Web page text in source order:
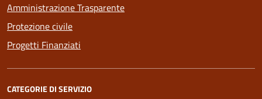
Amministrazione Trasparente
Protezione civile
Progetti Finanziati
CATEGORIE DI SERVIZIO